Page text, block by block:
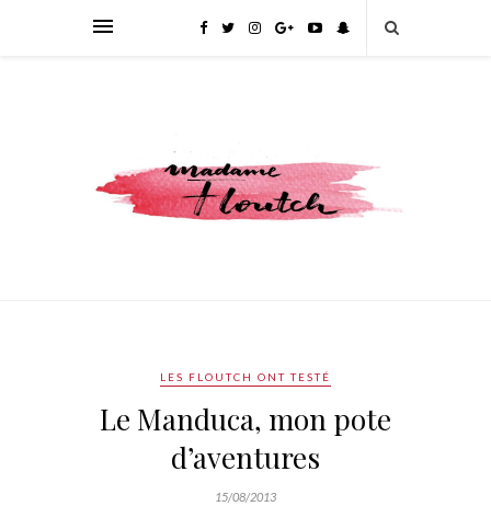
LES FLOUTCH ONT TESTÉ
Le Manduca, mon pote
d’aventures
15/08/2013